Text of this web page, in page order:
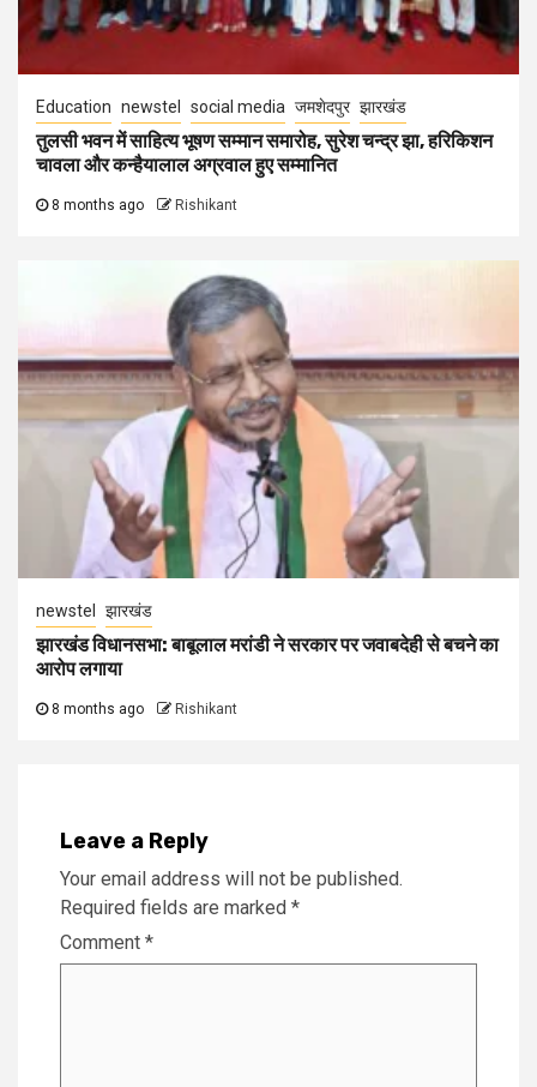
Education newstel social media जमशेदपुर झारखंड
तुलसी भवन में साहित्य भूषण सम्मान समारोह, सुरेश चन्द्र झा, हरिकिशन
चावला और कन्हैयालाल अग्रवाल हुए सम्मानित
8 months ago Rishikant
newstel झारखंड
झारखंड विधानसभा: बाबूलाल मरांडी ने सरकार पर जवाबदेही से बचने का
आरोप लगाया
8 months ago Rishikant
Leave a Reply
Your email address will not be published.
Required fields are marked *
Comment *